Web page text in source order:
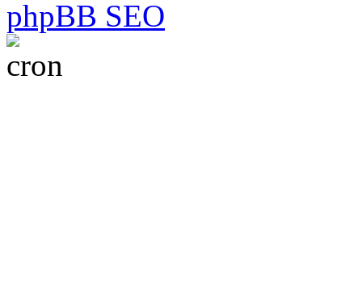
phpBB SEO